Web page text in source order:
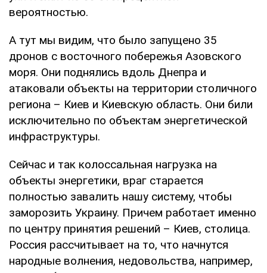
вероятностью.
А тут мы видим, что было запущено 35
дронов с восточного побережья Азовского
моря. Они поднялись вдоль Днепра и
атаковали объекты на территории столичного
региона – Киев и Киевскую область. Они били
исключительно по объектам энергетической
инфраструктуры.
Сейчас и так колоссальная нагрузка на
объекты энергетики, враг старается
полностью завалить нашу систему, чтобы
заморозить Украину. Причем работает именно
по центру принятия решений – Киев, столица.
Россия рассчитывает на то, что начнутся
народные волнения, недовольства, например,